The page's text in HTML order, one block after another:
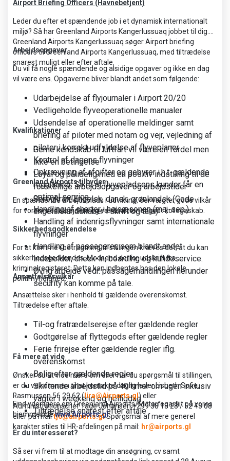
Airport Briefing Officers (Havnebetjent)
Leder du efter et spændende job i et dynamisk internationalt
miljø? Så har Greenland Airports Kangerlussuaq jobbet til dig.
Greenland Airports Kangerlussuaq søger Airport briefing
officers til Greenland Airports Kangerlussuaq, med tiltrædelse
snarest muligt eller efter aftale.
Arbejdsopgaver
Du vil få nogle spændende og alsidige opgaver og ikke en dag
vil være ens. Opgaverne bliver blandt andet som følgende:
Udarbejdelse af flyjournaler i Airport 20/20
Vedligeholde flyveoperationelle manualer
Udsendelse af operationelle meldinger samt
briefing af piloter med notam og vejr, vejledning af
piloter i korrekt udfyldelse af flyveplaner
Kontrol af dagens flyvninger
Opkrævning af afgifter og gebyrer i.h.t. gældende
regulativer. Sikre at flyvepladsens kunder får en
optimal service
Handling af charter i højsæsonen (maj-sep.)
Handling af indenrigsflyvninger samt internationale
flyvninger
Handling af passagerer, som blandt andet
indeholder, check-in, boarding og kundeservice.
Øvrig arbejde vedr. passagerhandlingen herunder
security kan komme på tale.
Kvalifikationer
Gerne kendskab til luftfart vil være en fordel men
ikke en betingelse
Loyal og pålidelig med en positiv indstilling til de
forskellige arbejdsopgaver og arbejdstider
Sprogkrav: Engelsk, dansk, grønlandsk (Gode
engelskkundskaber i skrift og tale)
Greenland Airports tilbyder
En spændende arbejdsplads i udvikling, der vægter gode vilkår
for vores medarbejdere og værdsætter et godt kollegaskab.
Sikkerhedsgodkendelse
For at komme i betragtning til stillingen kræves det, at du kan
sikkerhedsgodkendes. Medsend derfor udskrift fra
kriminalregisteret. Dette kan indhentes hos den lokale
politimyndighed.
Ansættelsesvilkår
Ansættelse sker i henhold til gældende overenskomst.
Tiltrædelse efter aftale.
Til-og fratrædelserejse efter gældende regler
Godtgørelse af flyttegods efter gældende regler
Ferie frirejse efter gældende regler iflg.
overenskomst
Bolig efter gældende regler
Skiftende arbejdstid på 40 timer om ugen inklusiv
vagter i weekend og helligdag
Tiltrædelse snarest efter aftale
Få mere at vide
Ønsker du at vide mere om eller har du spørgsmål til stillingen,
er du velkommen til at kontakte daglig leder Lisbeth Sofie
Rasmussen 56 29 62 (lira@Airports.gl) eller
Administrationschef Tage Johansen +299 38 18 28 / 52 45 08
eller på mailtjo@airports.glSpørgsmål af mere generel
karakter stiles til HR-afdelingen på mail: hr@airports.gl
Find yderligere om Greenland Airports/Mittarfeqarfiit på vores
hjemmesidewww.Airports.gl
Er du interesseret?
Så ser vi frem til at modtage din ansøgning, cv samt